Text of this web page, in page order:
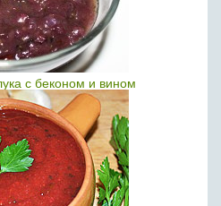
с беконом и вином